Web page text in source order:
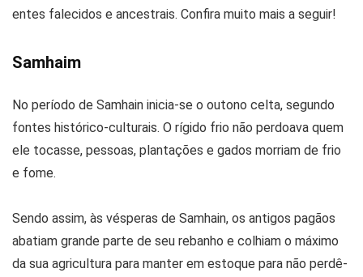
entes falecidos e ancestrais. Confira muito mais a seguir!
Samhaim
No período de Samhain inicia-se o outono celta, segundo
fontes histórico-culturais. O rígido frio não perdoava quem
ele tocasse, pessoas, plantações e gados morriam de frio
e fome.
Sendo assim, às vésperas de Samhain, os antigos pagãos
abatiam grande parte de seu rebanho e colhiam o máximo
da sua agricultura para manter em estoque para não perdê-